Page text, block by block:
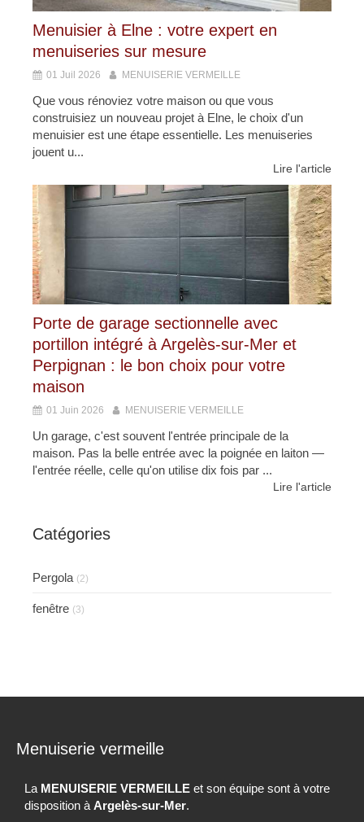
Menuisier à Elne : votre expert en
menuiseries sur mesure
01 Juil 2026 MENUISERIE VERMEILLE
Que vous rénoviez votre maison ou que vous
construisiez un nouveau projet à Elne, le choix d'un
menuisier est une étape essentielle. Les menuiseries
jouent u...
Lire l'article
Porte de garage sectionnelle avec
portillon intégré à Argelès-sur-Mer et
Perpignan : le bon choix pour votre
maison
01 Juin 2026 MENUISERIE VERMEILLE
Un garage, c'est souvent l'entrée principale de la
maison. Pas la belle entrée avec la poignée en laiton —
l'entrée réelle, celle qu'on utilise dix fois par ...
Lire l'article
Catégories
Pergola (2)
fenêtre (3)
Menuiserie vermeille
La MENUISERIE VERMEILLE et son équipe sont à votre
disposition à Argelès-sur-Mer.